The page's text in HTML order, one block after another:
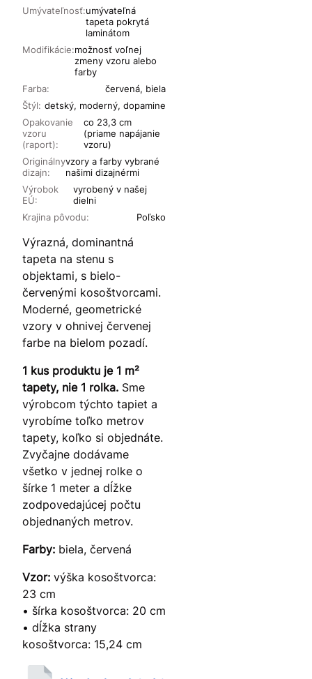
Umývateľnosť:umývateľná
tapeta pokrytá
laminátom
Modifikácie:možnosť voľnej
zmeny vzoru alebo
farby
Farba:
červená, biela
Opakovanie
vzoru
(raport):
co 23,3 cm
(priame napájanie
vzoru)
Originálny
dizajn:
vzory a farby vybrané
našimi dizajnérmi
Výrobok
EÚ:
vyrobený v našej
dielni
Štýl: detský, moderný, dopamine
Krajina pôvodu: Poľsko
Výrazná, dominantná
tapeta na stenu s
objektami, s bielo-
červenými kosoštvorcami.
Moderné, geometrické
vzory v ohnivej červenej
farbe na bielom pozadí.
1 kus produktu je 1 m²
tapety, nie 1 rolka. Sme
výrobcom týchto tapiet a
vyrobíme toľko metrov
tapety, koľko si objednáte.
Zvyčajne dodávame
všetko v jednej rolke o
šírke 1 meter a dĺžke
zodpovedajúcej počtu
objednaných metrov.
Farby: biela, červená
Vzor: výška kosoštvorca:
23 cm
• šírka kosoštvorca: 20 cm
• dĺžka strany
kosoštvorca: 15,24 cm